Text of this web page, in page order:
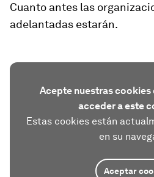
Cuanto antes las
adelantadas estarán.
Acepte nuestras cookies
acceder a este
Estas cookies están
en su
Aceptar